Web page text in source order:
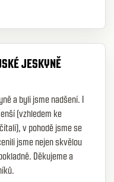
JESKYNĚ
a byli jsme nadšení. I
(vzhledem ke
v pohodě jsme se
jsme nejen skvělou
Děkujeme a